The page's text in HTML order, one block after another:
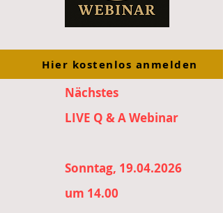
Hier kostenlos anmelden
Nächstes
LIVE Q & A Webinar
Sonntag, 19.04.2026
um 14.00